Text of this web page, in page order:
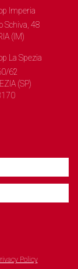
Imperia
Schiva, 48
(IM)
La Spezia
62
(SP)
Policy